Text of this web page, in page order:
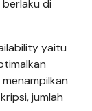
di
yaitu
jumlah